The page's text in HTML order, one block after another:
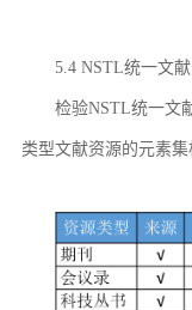
5.4 NSTL统一文
检验NSTL统一文
类型文献资源的元素